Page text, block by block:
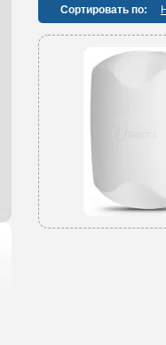
Сортировать по: